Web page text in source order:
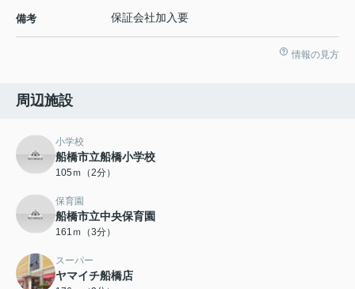
備考 保証会社加入要
情報の見方
周辺施設
小学校
船橋市立船橋小学校
105ｍ（2分）
保育園
船橋市立中央保育園
161ｍ（3分）
スーパー
ヤマイチ船橋店